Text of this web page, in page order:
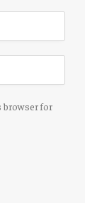
browser for